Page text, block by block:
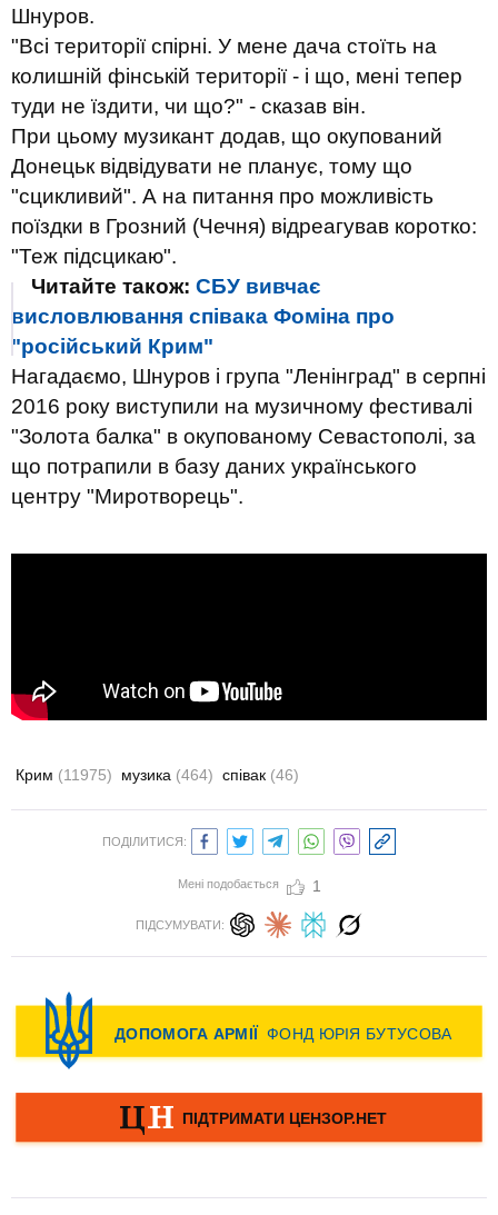
Шнуров.
"Всі території спірні. У мене дача стоїть на
колишній фінській території - і що, мені тепер
туди не їздити, чи що?" - сказав він.
При цьому музикант додав, що окупований
Донецьк відвідувати не планує, тому що
"сцикливий". А на питання про можливість
поїздки в Грозний (Чечня) відреагував коротко:
"Теж підсцикаю".
Читайте також: СБУ вивчає
висловлювання співака Фоміна про
"російський Крим"
Нагадаємо, Шнуров і група "Ленінград" в серпні
2016 року виступили на музичному фестивалі
"Золота балка" в окупованому Севастополі, за
що потрапили в базу даних українського
центру "Миротворець".
Крим (11975) музика (464) співак (46)
ПОДІЛИТИСЯ:
Мені подобається 1
ПІДСУМУВАТИ: